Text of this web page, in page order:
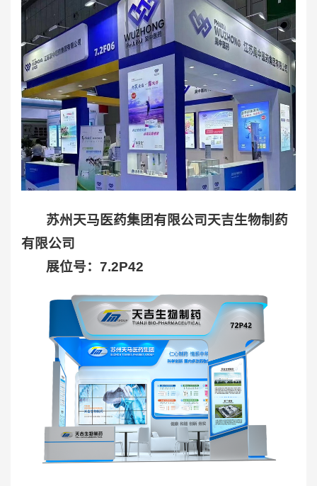
苏州天马医药集团有限公司天吉生物制药
有限公司
展位号：7.2P42